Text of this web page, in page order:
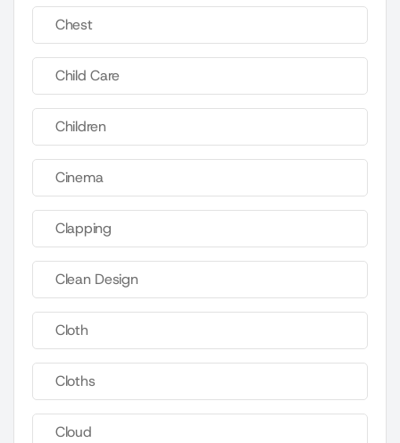
Chest
Child Care
Children
Cinema
Clapping
Clean Design
Cloth
Cloths
Cloud